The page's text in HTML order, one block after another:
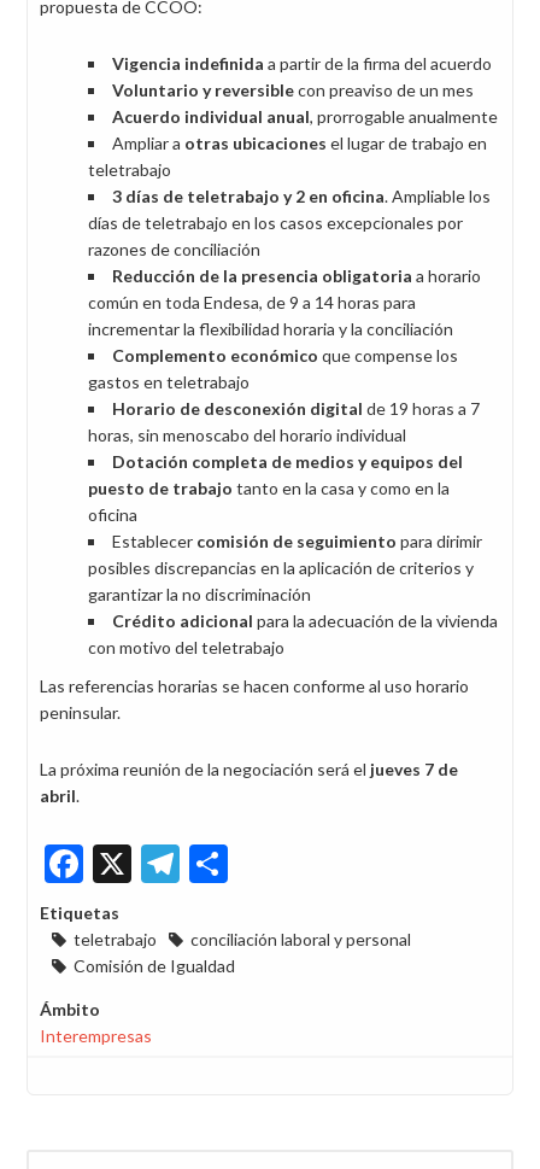
propuesta de CCOO:
Vigencia indefinida a partir de la firma del acuerdo
Voluntario y reversiblecon preaviso de un mes
Acuerdo individual anual, prorrogable anualmente
Ampliar a otras ubicaciones el lugar de trabajo en
teletrabajo
3 días de teletrabajo y 2 en oficina. Ampliable los
días de teletrabajo en los casos excepcionales por
razones de conciliación
Reducción de la presencia obligatoria a horario
común en toda Endesa, de 9 a 14 horas para
incrementar la flexibilidad horaria y la conciliación
Complemento económico que compense los
gastos en teletrabajo
Horario de desconexión digital de 19 horas a 7
horas, sin menoscabo del horario individual
Dotación completa de medios y equipos del
puesto de trabajo tanto en la casa y como en la
oficina
Establecer comisión de seguimiento para dirimir
posibles discrepancias en la aplicación de criterios y
garantizar la no discriminación
Crédito adicional para la adecuación de la vivienda
con motivo del teletrabajo
Las referencias horarias se hacen conforme al uso horario
peninsular.
La próxima reunión de la negociación será el jueves 7 de
abril.
Facebook
X Telegram
Etiquetas
teletrabajo
conciliación laboral y personal
Comisión de Igualdad
Ámbito
Interempresas